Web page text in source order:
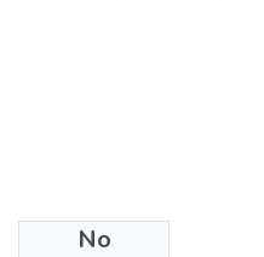
No